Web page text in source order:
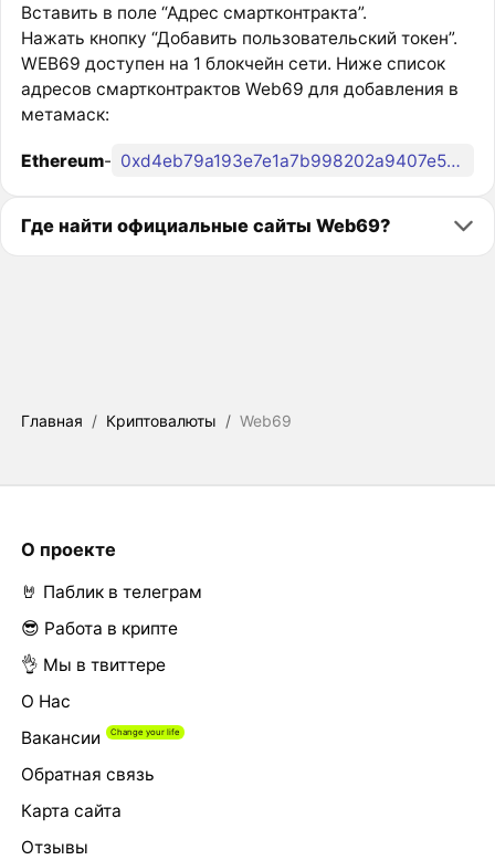
Вставить в поле “Адрес смартконтракта”.
Нажать кнопку “Добавить пользовательский токен”.
WEB69 доступен на 1 блокчейн сети. Ниже список
адресов смартконтрактов Web69 для добавления в
метамаск:
Ethereum- 0xd4eb79a193e7e1a7b998202a9407e5ce3ff02b4f
Где найти официальные сайты Web69?
Главная / Криптовалюты / Web69
О проекте
🤘 Паблик в телеграм
😎 Работа в крипте
👌 Мы в твиттере
О Нас
Вакансии
Обратная связь
Карта сайта
Отзывы